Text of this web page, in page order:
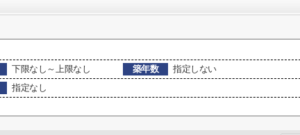
下限なし～上限なし 築年数
指定しない
指定なし